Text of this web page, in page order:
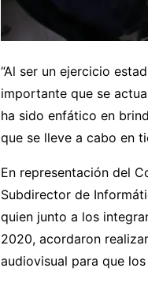
“Al ser un ejercicio
importante que se
ha sido enfático en
que se lleve a cabo en
En representación del
Subdirector de
quien junto a los
2020, acordaron
audiovisual para que